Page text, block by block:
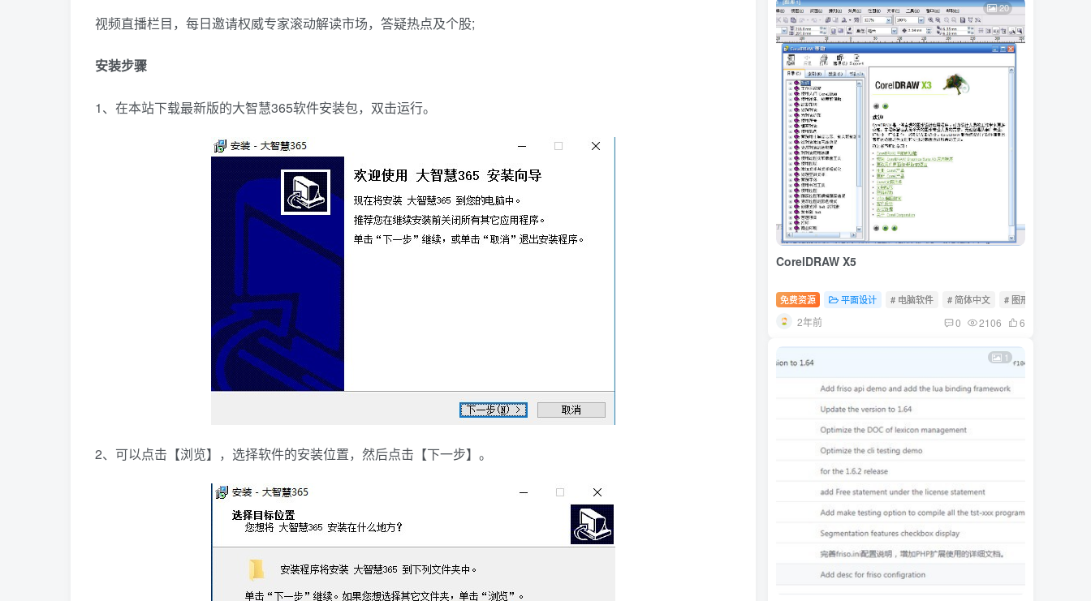
视频直播栏目，每日邀请权威专家滚动解读市场，答疑热点及个股;
安装步骤
1、在本站下载最新版的大智慧365软件安装包，双击运行。
2、可以点击【浏览】，选择软件的安装位置，然后点击【下一步】。
20
CorelDRAW X5
免费资源 平面设计 # 电脑软件 # 简体中文 # 图形图像
2年前 0 2106 6
1